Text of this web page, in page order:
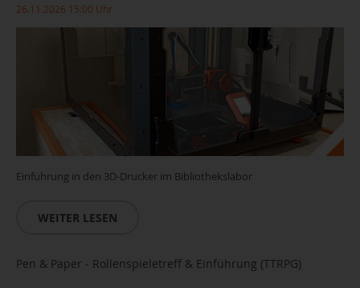
26.11.2026 15:00 Uhr
Einführung in den 3D-Drucker im Bibliothekslabor
WEITER LESEN
Pen & Paper - Rollenspieletreff & Einführung (TTRPG)